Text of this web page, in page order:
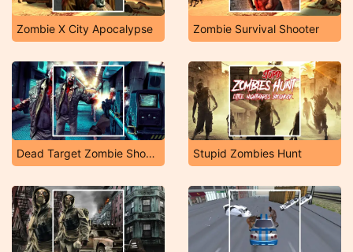
Zombie X City Apocalypse Zombie Survival Shooter
Dead Target Zombie Shooter Stupid Zombies Hunt